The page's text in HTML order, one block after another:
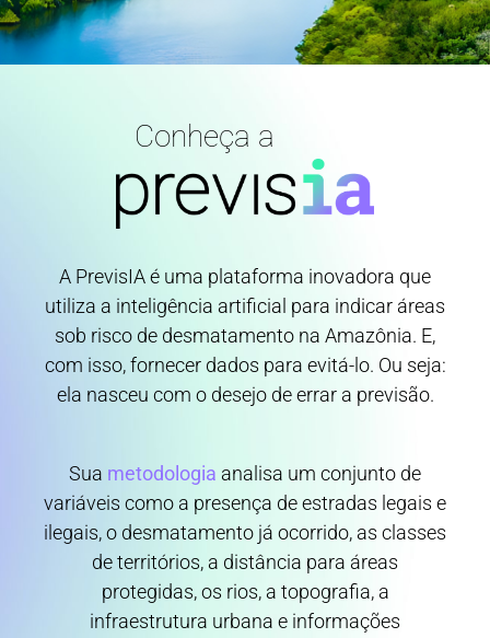
Conheça a
A PrevisIA é uma plataforma inovadora que
utiliza a inteligência artificial para indicar áreas
sob risco de desmatamento na Amazônia. E,
com isso, fornecer dados para evitá-lo. Ou seja:
ela nasceu com o desejo de errar a previsão.
Sua metodologia analisa um conjunto de
variáveis como a presença de estradas legais e
ilegais, o desmatamento já ocorrido, as classes
de territórios, a distância para áreas
protegidas, os rios, a topografia, a
infraestrutura urbana e informações